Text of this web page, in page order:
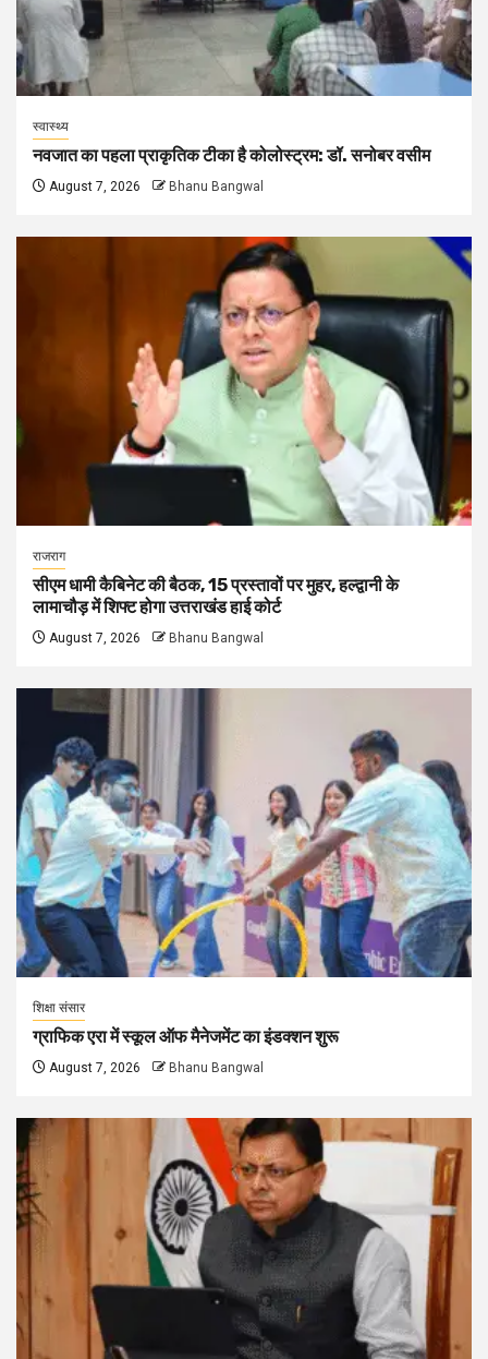
स्वास्थ्य
नवजात का पहला प्राकृतिक टीका है कोलोस्ट्रम: डॉ. सनोबर वसीम
August 7, 2026 Bhanu Bangwal
राजराग
सीएम धामी कैबिनेट की बैठक, 15 प्रस्तावों पर मुहर, हल्द्वानी के
लामाचौड़ में शिफ्ट होगा उत्तराखंड हाई कोर्ट
August 7, 2026 Bhanu Bangwal
शिक्षा संसार
ग्राफिक एरा में स्कूल ऑफ मैनेजमेंट का इंडक्शन शुरू
August 7, 2026 Bhanu Bangwal